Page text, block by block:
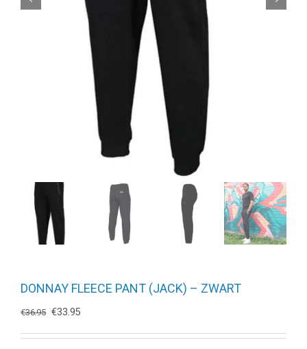
DONNAY FLEECE PANT (JACK) – ZWART
€36.95 Oorspronkelijke
was:
€33.95Huidige
is: